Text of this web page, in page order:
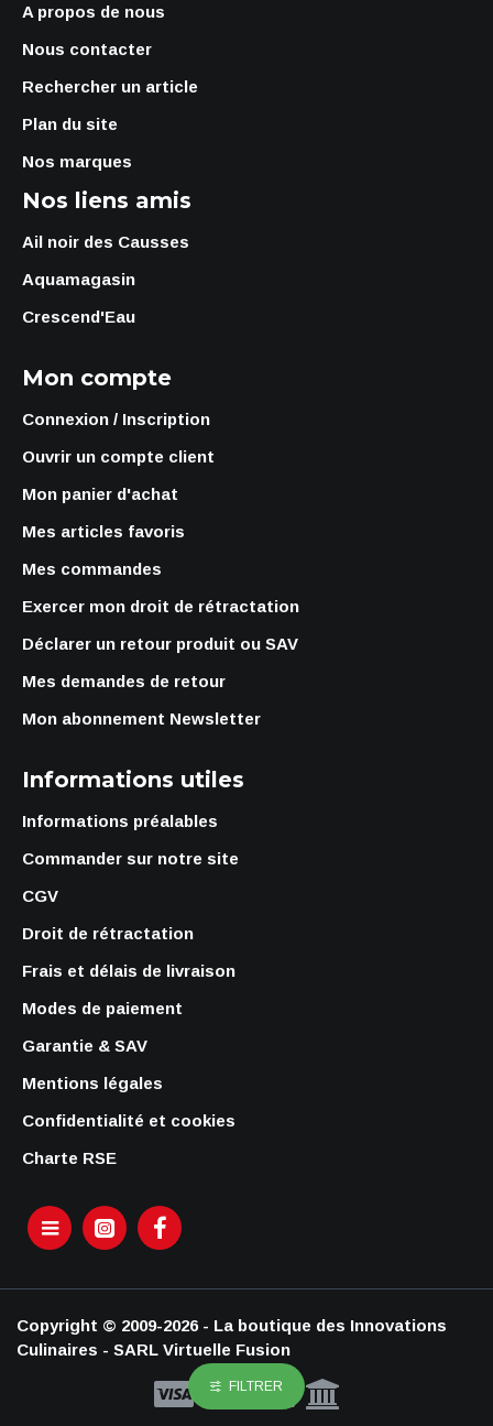
A propos de nous
Nous contacter
Rechercher un article
Plan du site
Nos marques
Nos liens amis
Ail noir des Causses
Aquamagasin
Crescend'Eau
Mon compte
Connexion / Inscription
Ouvrir un compte client
Mon panier d'achat
Mes articles favoris
Mes commandes
Exercer mon droit de rétractation
Déclarer un retour produit ou SAV
Mes demandes de retour
Mon abonnement Newsletter
Informations utiles
Informations préalables
Commander sur notre site
CGV
Droit de rétractation
Frais et délais de livraison
Modes de paiement
Garantie & SAV
Mentions légales
Confidentialité et cookies
Charte RSE
Copyright © 2009-2026 - La boutique des Innovations
Culinaires - SARL Virtuelle Fusion
FILTRER